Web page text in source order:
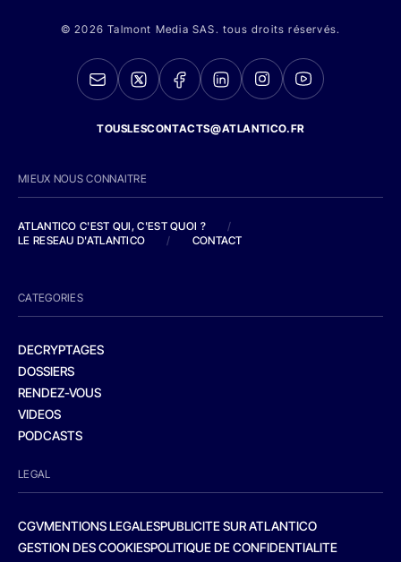
© 2026 Talmont Media SAS. tous droits réservés.
TOUSLESCONTACTS@ATLANTICO.FR
MIEUX NOUS CONNAITRE
ATLANTICO C'EST QUI, C'EST QUOI ?
/
LE RESEAU D'ATLANTICO
/ CONTACT
CATEGORIES
DECRYPTAGES
DOSSIERS
RENDEZ-VOUS
VIDEOS
PODCASTS
LEGAL
CGVMENTIONS LEGALESPUBLICITE SUR ATLANTICO
GESTION DES COOKIESPOLITIQUE DE CONFIDENTIALITE